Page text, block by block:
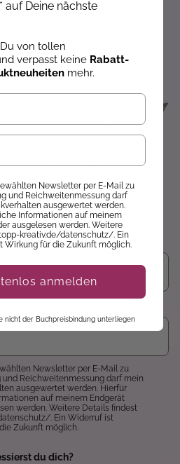
Dann akzeptiere bitte
:)
der Buchpreisbindung unterliegen.
Newsletter per E-Mail zu
Reichweitenmessung darf mein
ausgewertet werden. Hierfür
auf meinem Endgerät
werden. Weitere Details findest
. Ein Widerruf ist
Zukunft möglich.
du dich?
* auf Deine nächste
von tollen
verpasst keine Rabatt-
mehr.
Newsletter per E-Mail zu
und Reichweitenmessung darf
ausgewertet werden.
Informationen auf meinem
ausgelesen werden. Weitere
kreativ.de/datenschutz/. Ein
Wirkung für die Zukunft möglich.
anmelden
nicht der Buchpreisbindung unterliegen